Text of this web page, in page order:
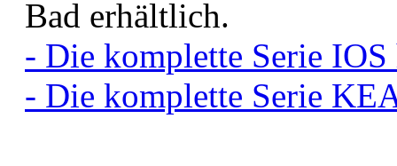
Bad erhältlich.
- Die komplette Serie IOS
- Die komplette Serie